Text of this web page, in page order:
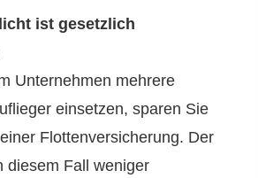
ist gesetzlich
Unternehmen mehrere
einsetzen, sparen Sie
Flottenversicherung. Der
diesem Fall weniger